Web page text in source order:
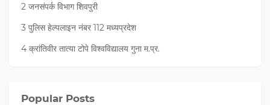
2 जनसंपर्क विभाग शिवपुरी
3 पुलिस हेल्पलाइन नंबर 112 मध्‍यप्रदेश
4 क्रांतिवीर तात्या टोपे विश्वविद्यालय गुना म.प्र.
Popular Posts